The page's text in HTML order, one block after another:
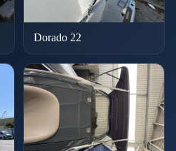
Dorado 22